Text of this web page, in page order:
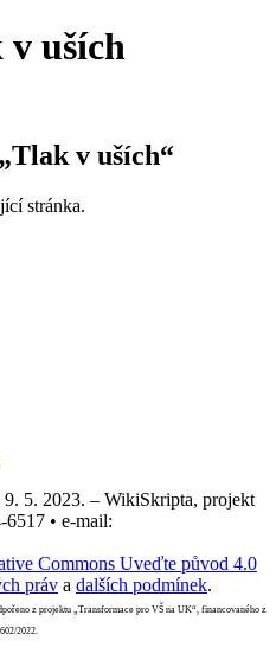
uších
v uších“
stránka.
9. 5. 2023. – WikiSkripta, projekt
• e-mail:
Commons Uveďte původ 4.0
práv a dalších podmínek.
z projektu „Transformace pro VŠ na UK“, financovaného z
2022.